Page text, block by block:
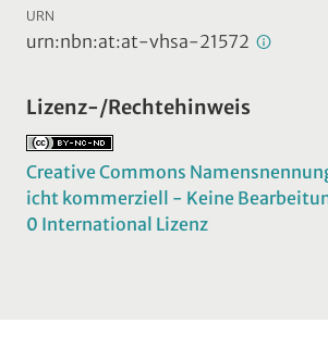
URN
urn:nbn:at:at-vhsa-21572
Lizenz-/Rechtehinweis
Creative Commons
icht kommerziell - Keine
0 International Lizenz